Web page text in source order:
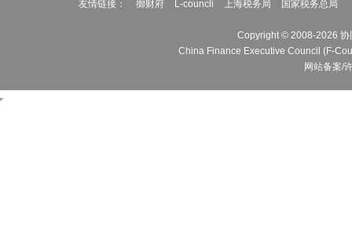
友情链接： 御财府 L-councli 上海税务局 国家税务总局
Copyright © 2008-2026 协
China Finance Executive Council (F-
网站备案/